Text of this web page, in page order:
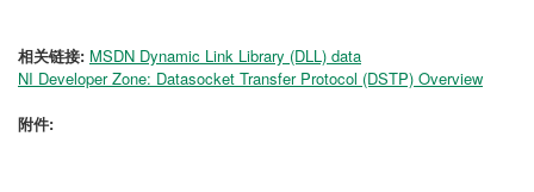
相关链接: MSDN Dynamic Link Library (DLL) data
NI Developer Zone: Datasocket Transfer Protocol (DSTP) Overview
附件: